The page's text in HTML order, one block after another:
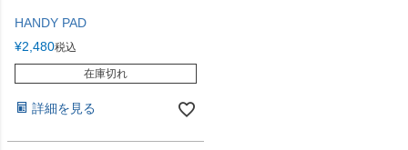
HANDY PAD
¥2,480税込
在庫切れ
詳細を見る